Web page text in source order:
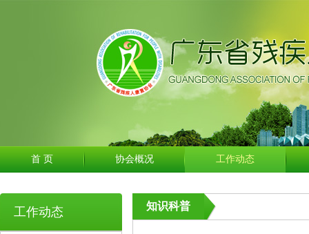
首 页 协会概况 工作动态
工作动态 知识科普